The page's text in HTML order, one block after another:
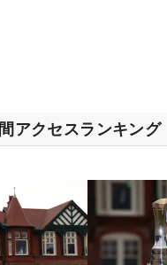
アクセスランキング